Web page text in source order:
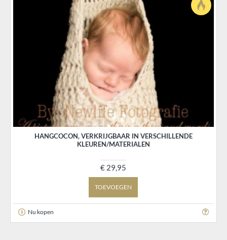
HANGCOCON, VERKRIJGBAAR IN VERSCHILLENDE
KLEUREN/MATERIALEN
€ 29,95
TOEVOEGEN
Nu kopen